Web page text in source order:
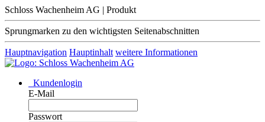
Schloss Wachenheim AG | Produkt
Sprungmarken zu den wichtigsten Seitenabschnitten
Hauptnavigation Hauptinhalt weitere Informationen
Kundenlogin
E-Mail
Passwort